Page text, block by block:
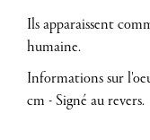
Ils apparaissent
humaine.
Informations sur
cm - Signé au revers.